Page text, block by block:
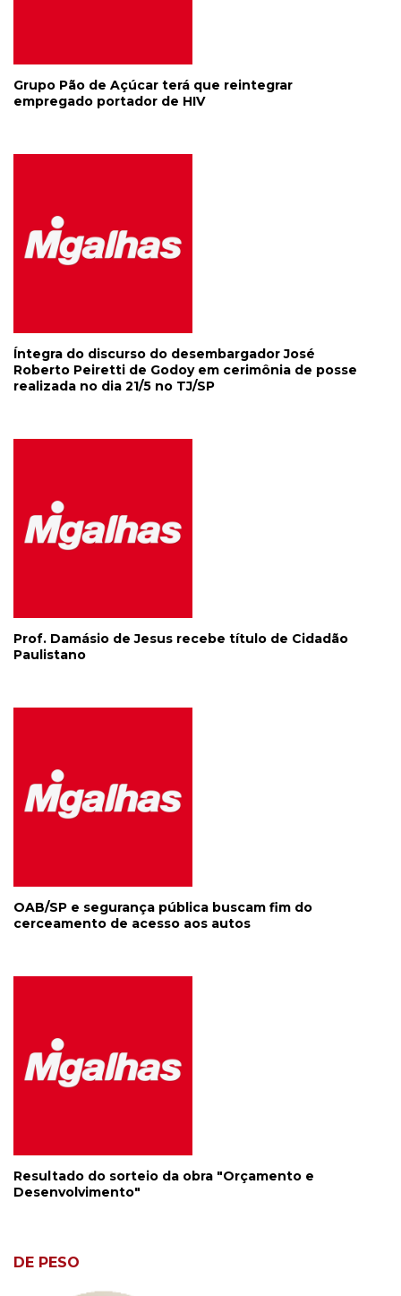
Grupo Pão de Açúcar terá que reintegrar
empregado portador de HIV
Íntegra do discurso do desembargador José
Roberto Peiretti de Godoy em cerimônia de posse
realizada no dia 21/5 no TJ/SP
Prof. Damásio de Jesus recebe título de Cidadão
Paulistano
OAB/SP e segurança pública buscam fim do
cerceamento de acesso aos autos
Resultado do sorteio da obra "Orçamento e
Desenvolvimento"
DE PESO